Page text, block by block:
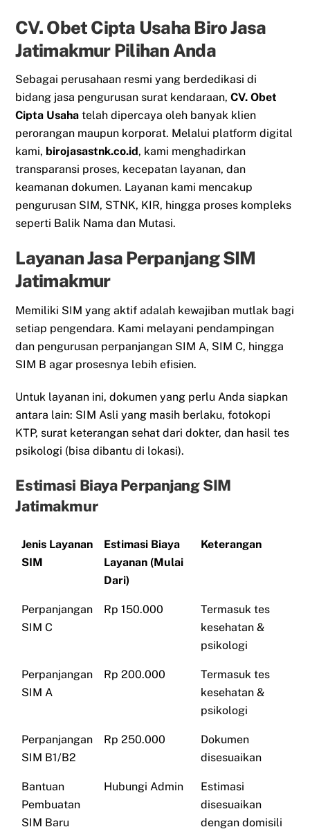
CV. Obet Cipta Usaha Biro Jasa
Jatimakmur Pilihan Anda
Sebagai perusahaan resmi yang berdedikasi di
bidang jasa pengurusan surat kendaraan,CV. Obet
Cipta Usaha telah dipercaya oleh banyak klien
perorangan maupun korporat. Melalui platform digital
kami, birojasastnk.co.id, kami menghadirkan
transparansi proses, kecepatan layanan, dan
keamanan dokumen. Layanan kami mencakup
pengurusan SIM, STNK, KIR, hingga proses kompleks
seperti Balik Nama dan Mutasi.
Layanan Jasa Perpanjang SIM
Jatimakmur
Memiliki SIM yang aktif adalah kewajiban mutlak bagi
setiap pengendara. Kami melayani pendampingan
dan pengurusan perpanjangan SIM A, SIM C, hingga
SIM B agar prosesnya lebih efisien.
Untuk layanan ini, dokumen yang perlu Anda siapkan
antara lain: SIM Asli yang masih berlaku, fotokopi
KTP, surat keterangan sehat dari dokter, dan hasil tes
psikologi (bisa dibantu di lokasi).
Estimasi Biaya Perpanjang SIM
Jatimakmur
Jenis Layanan
SIM
Estimasi Biaya
Layanan (Mulai
Dari)
Keterangan
Perpanjangan
SIM C
Rp 150.000
Termasuk tes
kesehatan &
psikologi
Perpanjangan
SIM A
Rp 200.000
Termasuk tes
kesehatan &
psikologi
Perpanjangan
SIM B1/B2
Rp 250.000
Dokumen
disesuaikan
Bantuan
Pembuatan
SIM Baru
Hubungi Admin
Estimasi
disesuaikan
dengan domisili